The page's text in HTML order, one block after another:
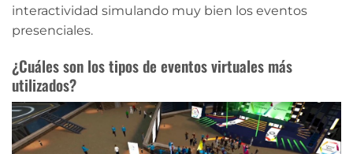
interactividad simulando muy bien los eventos
presenciales.
¿Cuáles son los tipos de eventos virtuales más
utilizados?